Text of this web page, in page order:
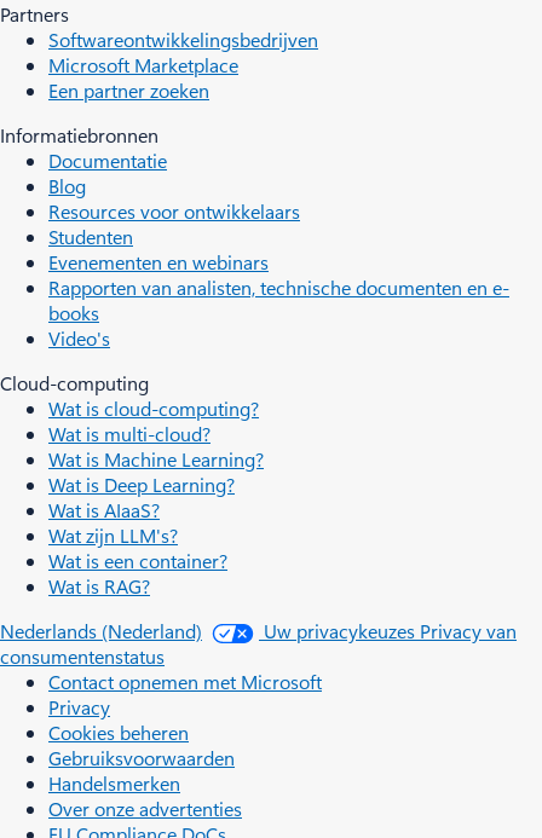
Partners
Softwareontwikkelingsbedrijven
Microsoft Marketplace
Een partner zoeken
Informatiebronnen
Documentatie
Blog
Resources voor ontwikkelaars
Studenten
Evenementen en webinars
Rapporten van analisten, technische documenten en e-
books
Video's
Cloud-computing
Wat is cloud-computing?
Wat is multi-cloud?
Wat is Machine Learning?
Wat is Deep Learning?
Wat is AIaaS?
Wat zijn LLM's?
Wat is een container?
Wat is RAG?
Nederlands (Nederland)
Uw privacykeuzes Privacy van
consumentenstatus
Contact opnemen met Microsoft
Privacy
Cookies beheren
Gebruiksvoorwaarden
Handelsmerken
Over onze advertenties